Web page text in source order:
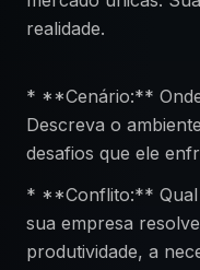
realidade.
* **Cenário:**
Descreva o
desafios que ele
* **Conflito:** Qual
sua empresa
produtividade, a